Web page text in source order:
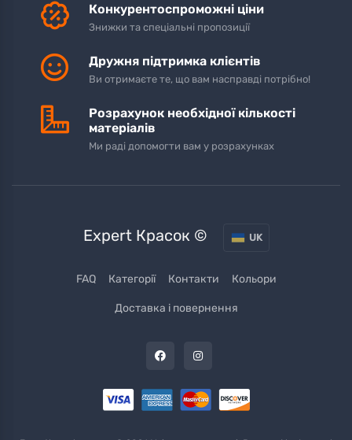
Конкурентоспроможні ціни
Знижки та спеціальні пропозиції
Дружня підтримка клієнтів
Ви отримаєте те, що вам насправді потрібно!
Розрахунок необхідної кількості
матеріалів
Ми раді допомогти вам у розрахунках
Expert Красок © UK
FAQ Категорії Контакти Кольори
Доставка і повернення